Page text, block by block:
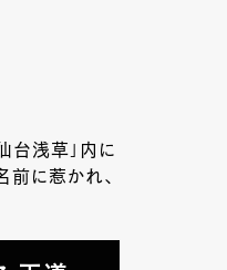
台浅草」内に
前に惹かれ、